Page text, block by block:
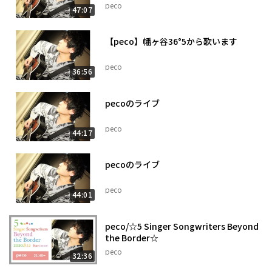
47:07 peco
36:56
【peco】幡ヶ谷36°5から歌います
peco
44:17
pecoのライブ
peco
44:01
pecoのライブ
peco
32:36
peco/☆5 Singer Songwriters Beyond
the Border☆
peco